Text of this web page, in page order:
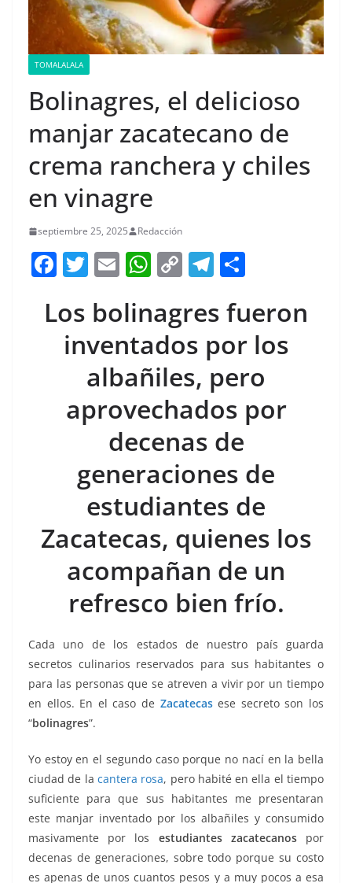
TOMALALALA
Bolinagres, el delicioso
manjar zacatecano de
crema ranchera y chiles
en vinagre
septiembre 25, 2025 Redacción
F
c
e
b
o
T
itt
er
E
ai
l
W
at
s
A
p
p
C
p
y
Li
n
k
T
e
gr
a
m
ar
e
Los bolinagres fueron
inventados por los
albañiles, pero
aprovechados por
decenas de
generaciones de
estudiantes de
Zacatecas, quienes los
acompañan de un
refresco bien frío.
Cada uno de los estados de nuestro país guarda
secretos culinarios reservados para sus habitantes o
para las personas que se atreven a vivir por un tiempo
en ellos. En el caso de Zacatecas ese secreto son los
“bolinagres”.
Yo estoy en el segundo caso porque no nací en la bella
ciudad de la cantera rosa, pero habité en ella el tiempo
suficiente para que sus habitantes me presentaran
este manjar inventado por los albañiles y consumido
masivamente por los estudiantes zacatecanospor
decenas de generaciones, sobre todo porque su costo
es apenas de unos cuantos pesos y a muy pocos a esa